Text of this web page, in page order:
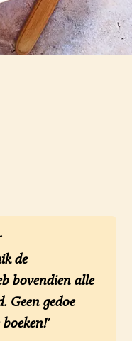
de
bovendien alle
Geen gedoe